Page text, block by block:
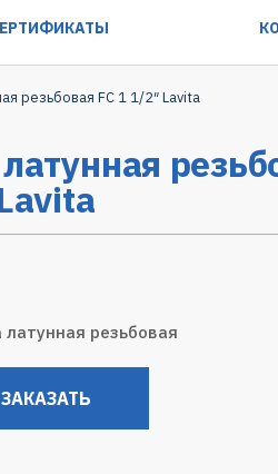
резьбовая FC 1 1/2″ Lavita
резьбовая
ЗАКАЗАТЬ